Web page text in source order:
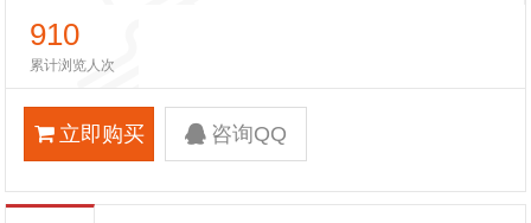
910
累计浏览人次
立即购买 咨询QQ